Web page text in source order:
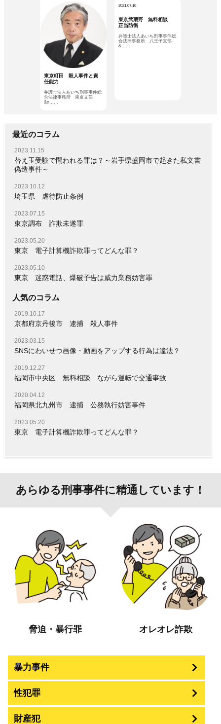
東京町田 殺人事件と責
任能力
弁護士法人あいち刑事事件総
合法律事務所 東京支部
&n……
2021.07.10
東京武蔵野 無料相談
正当防衛
弁護士法人あいち刑事事件総
合法律事務所 八王子支部
&……
最近のコラム
2023.11.15
替え玉受験で問われる罪は？～岩手県盛岡市で起きた私文書
偽造事件～
2023.10.12
埼玉県 虐待防止条例
2023.07.15
東京調布 詐欺未遂罪
2023.05.20
東京 電子計算機詐欺罪ってどんな罪？
2023.05.10
東京 迷惑電話、爆破予告は威力業務妨害罪
人気のコラム
2019.10.17
京都府京丹後市 逮捕 殺人事件
2023.03.15
SNSにわいせつ画像・動画をアップする行為は違法？
2019.12.27
福岡市中央区 無料相談 ながら運転で交通事故
2020.04.12
福岡県北九州市 逮捕 公務執行妨害事件
2023.05.20
東京 電子計算機詐欺罪ってどんな罪？
あらゆる刑事事件に精通しています！
脅迫・暴行罪 オレオレ詐欺
暴力事件
性犯罪
財産犯